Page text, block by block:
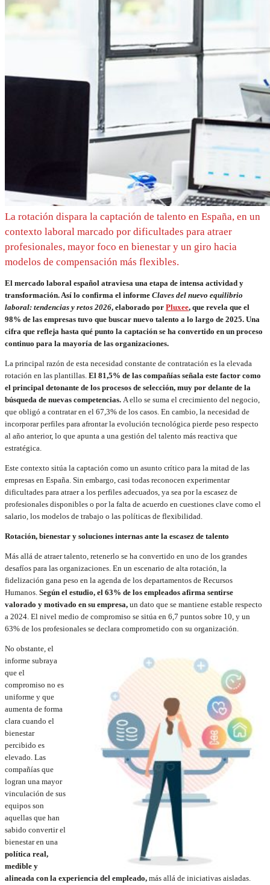
La rotación dispara la captación de talento en España, en un
contexto laboral marcado por dificultades para atraer
profesionales, mayor foco en bienestar y un giro hacia
modelos de compensación más flexibles.
El mercado laboral español atraviesa una etapa de intensa actividad y
transformación. Así lo confirma el informe Claves del nuevo equilibrio
laboral: tendencias y retos 2026, elaborado por Pluxee, que revela que el
98% de las empresas tuvo que buscar nuevo talento a lo largo de 2025. Una
cifra que refleja hasta qué punto la captación se ha convertido en un proceso
continuo para la mayoría de las organizaciones.
La principal razón de esta necesidad constante de contratación es la elevada
rotación en las plantillas. El 81,5% de las compañías señala este factor como
el principal detonante de los procesos de selección, muy por delante de la
búsqueda de nuevas competencias. A ello se suma el crecimiento del negocio,
que obligó a contratar en el 67,3% de los casos. En cambio, la necesidad de
incorporar perfiles para afrontar la evolución tecnológica pierde peso respecto
al año anterior, lo que apunta a una gestión del talento más reactiva que
estratégica.
Este contexto sitúa la captación como un asunto crítico para la mitad de las
empresas en España. Sin embargo, casi todas reconocen experimentar
dificultades para atraer a los perfiles adecuados, ya sea por la escasez de
profesionales disponibles o por la falta de acuerdo en cuestiones clave como el
salario, los modelos de trabajo o las políticas de flexibilidad.
Rotación, bienestar y soluciones internas ante la escasez de talento
Más allá de atraer talento, retenerlo se ha convertido en uno de los grandes
desafíos para las organizaciones. En un escenario de alta rotación, la
fidelización gana peso en la agenda de los departamentos de Recursos
Humanos. Según el estudio, el 63% de los empleados afirma sentirse
valorado y motivado en su empresa, un dato que se mantiene estable respecto
a 2024. El nivel medio de compromiso se sitúa en 6,7 puntos sobre 10, y un
63% de los profesionales se declara comprometido con su organización.
No obstante, el
informe subraya
que el
compromiso no es
uniforme y que
aumenta de forma
clara cuando el
bienestar
percibido es
elevado. Las
compañías que
logran una mayor
vinculación de sus
equipos son
aquellas que han
sabido convertir el
bienestar en una
política real,
medible y
alineada con la experiencia del empleado, más allá de iniciativas aisladas.